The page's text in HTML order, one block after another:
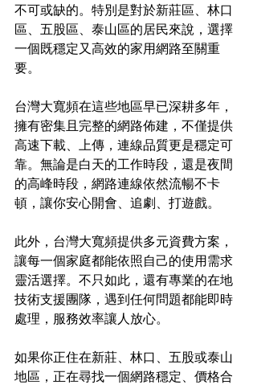
不可或缺的。特別是對於新莊區、林口
區、五股區、泰山區的居民來說，選擇
一個既穩定又高效的家用網路至關重
要。
台灣大寬頻在這些地區早已深耕多年，
擁有密集且完整的網路佈建，不僅提供
高速下載、上傳，連線品質更是穩定可
靠。無論是白天的工作時段，還是夜間
的高峰時段，網路連線依然流暢不卡
頓，讓你安心開會、追劇、打遊戲。
此外，台灣大寬頻提供多元資費方案，
讓每一個家庭都能依照自己的使用需求
靈活選擇。不只如此，還有專業的在地
技術支援團隊，遇到任何問題都能即時
處理，服務效率讓人放心。
如果你正住在新莊、林口、五股或泰山
地區，正在尋找一個網路穩定、價格合